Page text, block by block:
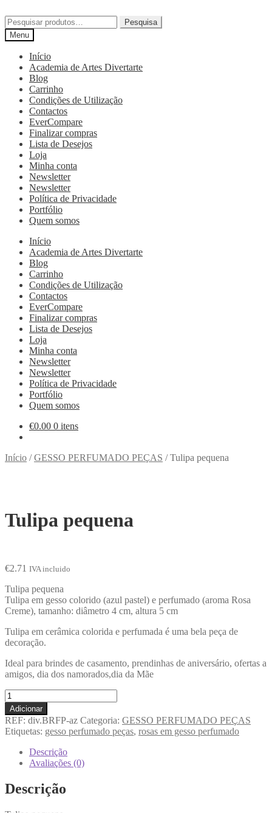
Pesquisa
Menu
Início
Academia de Artes Divertarte
Blog
Carrinho
Condições de Utilização
Contactos
EverCompare
Finalizar compras
Lista de Desejos
Loja
Minha conta
Newsletter
Newsletter
Política de Privacidade
Portfólio
Quem somos
Início
Academia de Artes Divertarte
Blog
Carrinho
Condições de Utilização
Contactos
EverCompare
Finalizar compras
Lista de Desejos
Loja
Minha conta
Newsletter
Newsletter
Política de Privacidade
Portfólio
Quem somos
€0.00 0 itens
Início /GESSO PERFUMADO PEÇAS /Tulipa pequena
Tulipa pequena
€2.71 IVA incluido
Tulipa pequena
Tulipa em gesso colorido (azul pastel) e perfumado (aroma Rosa
Creme), tamanho: diâmetro 4 cm, altura 5 cm
Tulipa em cerâmica colorida e perfumada é uma bela peça de
decoração.
Ideal para brindes de casamento, prendinhas de aniversário, ofertas a
amigos, dia dos namorados,dia da Mãe
Adicionar
REF: div.BRFP-az Categoria: GESSO PERFUMADO PEÇAS
Etiquetas: gesso perfumado peças, rosas em gesso perfumado
Descrição
Avaliações (0)
Descrição